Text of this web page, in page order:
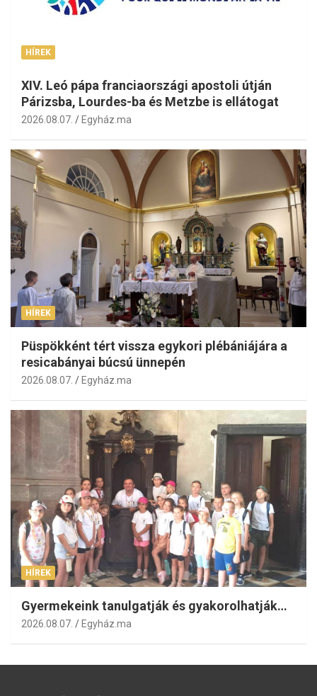
HÍREK
XIV. Leó pápa franciaországi apostoli útján
Párizsba, Lourdes-ba és Metzbe is ellátogat
2026.08.07. Egyház.ma
HÍREK
Püspökként tért vissza egykori plébániájára a
resicabányai búcsú ünnepén
2026.08.07. Egyház.ma
HÍREK
Gyermekeink tanulgatják és gyakorolhatják…
2026.08.07. Egyház.ma